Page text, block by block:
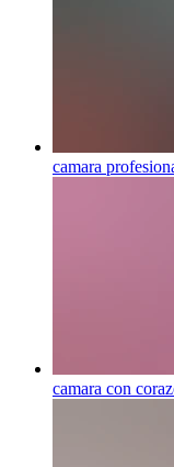
camara
camara con